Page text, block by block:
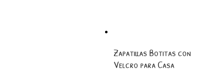
Zapatillas Botitas con
Velcro para Casa